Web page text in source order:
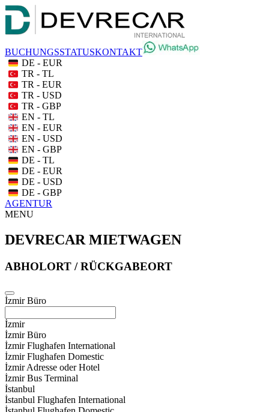
BUCHUNGSSTATUSKONTAKT
DE - EUR
TR - TL
TR - EUR
TR - USD
TR - GBP
EN - TL
EN - EUR
EN - USD
EN - GBP
DE - TL
DE - EUR
DE - USD
DE - GBP
AGENTUR
MENU
DEVRECAR MIETWAGEN
ABHOLORT / RÜCKGABEORT
İzmir Büro
İzmir
İzmir Büro
İzmir Flughafen International
İzmir Flughafen Domestic
İzmir Adresse oder Hotel
İzmir Bus Terminal
İstanbul
İstanbul Flughafen International